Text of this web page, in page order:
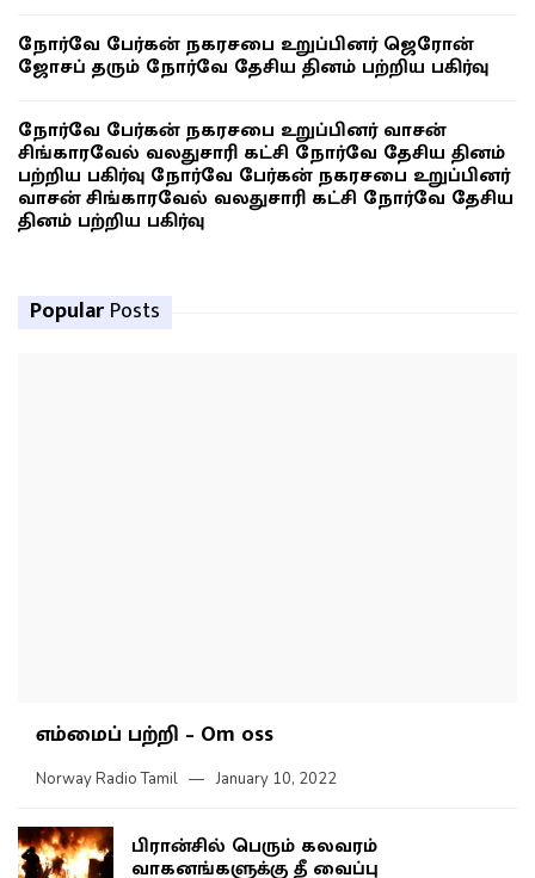
நோர்வே பேர்கன் நகரசபை உறுப்பினர் ஜெரோன்
ஜோசப் தரும் நோர்வே தேசிய தினம் பற்றிய பகிர்வு
நோர்வே பேர்கன் நகரசபை உறுப்பினர் வாசன்
சிங்காரவேல் வலதுசாரி கட்சி நோர்வே தேசிய தினம்
பற்றிய பகிர்வு நோர்வே பேர்கன் நகரசபை உறுப்பினர்
வாசன் சிங்காரவேல் வலதுசாரி கட்சி நோர்வே தேசிய
தினம் பற்றிய பகிர்வு
Popular Posts
எம்மைப் பற்றி – Om oss
Norway Radio Tamil January 10, 2022
பிரான்சில் பெரும் கலவரம்
வாகனங்களுக்கு தீ வைப்பு